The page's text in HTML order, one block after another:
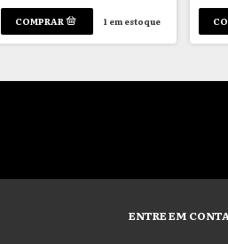
1em estoque
ENTRE EM